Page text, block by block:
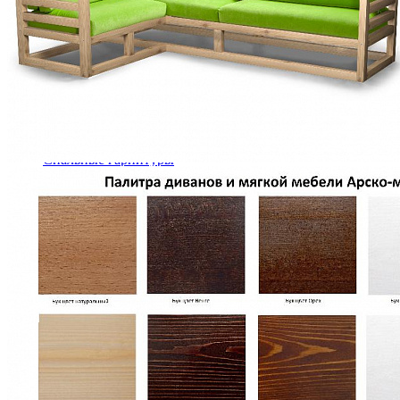
Кровати двуспальные с подъемным механизмом
Кровати полутороспальные с подъемным
Зеркала
Комоды
Кровати двуспальные
Спальные гарнитуры
Туалетные столики
Тумбы прикроватные
Шкафы для одежды
Антресоли на шкаф
Полки и ящики в шкаф для одежды
Шкаф 1-дверный для одежды и белья
Шкафы 2-х дверные для одежды и белья
Шкафы 3-х дверные для одежды и белья
Шкафы 4-х дверные для одежды и белья
Шкафы 5-ти дверные для одежды и белья
Шкафы 6-ти дверные для одежды и белья
Шкафы купе для одежды и белья
Шкафы угловые для одежды и белья